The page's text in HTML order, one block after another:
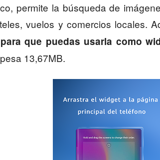
permite la búsqueda de
vuelos y comercios locales.
que puedas usarla como
13,67MB.